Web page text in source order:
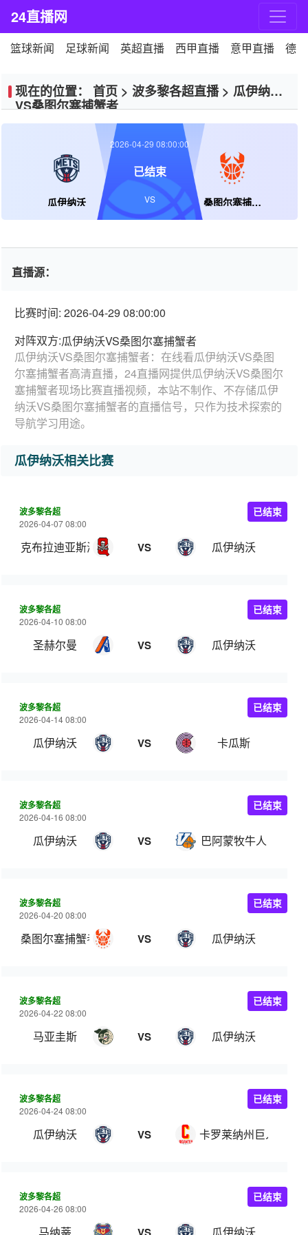
24直播网
篮球新闻 足球新闻 英超直播 西甲直播 意甲直播 德
现在的位置： 首页 > 波多黎各超直播> 瓜伊纳沃
VS桑图尔塞捕蟹者
瓜伊纳沃 桑图尔塞捕蟹者
2026-04-29 08:00:00
已结束
VS
直播源：
比赛时间: 2026-04-29 08:00:00
对阵双方:瓜伊纳沃VS桑图尔塞捕蟹者
瓜伊纳沃VS桑图尔塞捕蟹者：在线看瓜伊纳沃VS桑图
尔塞捕蟹者高清直播，24直播网提供瓜伊纳沃VS桑图尔
塞捕蟹者现场比赛直播视频，本站不制作、不存储瓜伊
纳沃VS桑图尔塞捕蟹者的直播信号，只作为技术探索的
导航学习用途。
瓜伊纳沃相关比赛
波多黎各超
2026-04-07 08:00
克布拉迪亚斯海盗 VS 瓜伊纳沃
已结束
波多黎各超
2026-04-10 08:00
圣赫尔曼 VS 瓜伊纳沃
已结束
波多黎各超
2026-04-14 08:00
瓜伊纳沃 VS 卡瓜斯
已结束
波多黎各超
2026-04-16 08:00
瓜伊纳沃 VS 巴阿蒙牧牛人
已结束
波多黎各超
2026-04-20 08:00
桑图尔塞捕蟹者 VS 瓜伊纳沃
已结束
波多黎各超
2026-04-22 08:00
马亚圭斯 VS 瓜伊纳沃
已结束
波多黎各超
2026-04-24 08:00
瓜伊纳沃 VS 卡罗莱纳州巨人
已结束
波多黎各超
2026-04-26 08:00
已结束